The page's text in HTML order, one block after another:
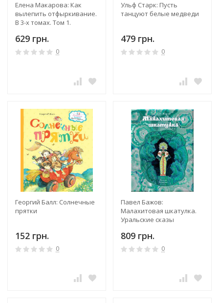
Елена Макарова: Как
вылепить отфыркивание.
В 3-х томах. Том 1.
629 грн.
0
Ульф Старк: Пусть
танцуют белые медведи
479 грн.
0
Георгий Балл: Солнечные
прятки
152 грн.
0
Павел Бажов:
Малахитовая шкатулка.
Уральские сказы
809 грн.
0